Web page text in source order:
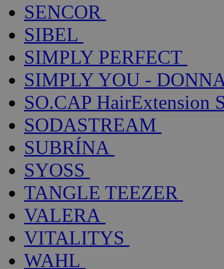
SENCOR
SIBEL
SIMPLY PERFECT
SIMPLY YOU -
SO.CAP HairExtension
SODASTREAM
SUBRÍNA
SYOSS
TANGLE TEEZER
VALERA
VITALITYS
WAHL